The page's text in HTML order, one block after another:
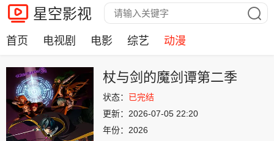
星空影视
首页 电视剧 电影 综艺 动漫
杖与剑的魔剑谭第二季
状态： 已完结
更新： 2026-07-05 22:20
年份： 2026